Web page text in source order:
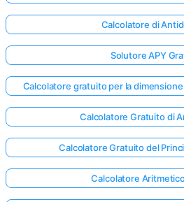
Calcolatore di
Solutore APY
Calcolatore gratuito per la
Calcolatore Gratuito di
Calcolatore Gratuito del
Calcolatore